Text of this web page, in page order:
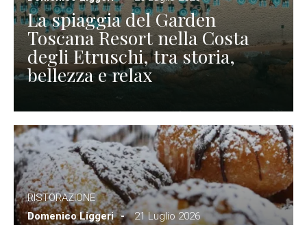
La spiaggia del Garden
Toscana Resort nella Costa
degli Etruschi, tra storia,
bellezza e relax
RISTORAZIONE
Domenico Liggeri
21 Luglio 2026